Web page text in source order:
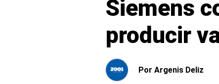
Siemens
producir
Por Argenis Deliz